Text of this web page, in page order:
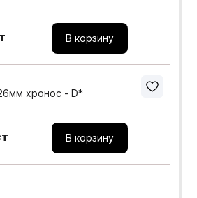
В корзину
хронос - D*
В корзину